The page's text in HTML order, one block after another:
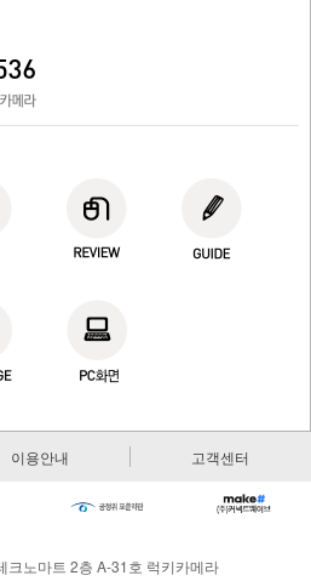
이용안내 고객센터
크노마트 2층 A-31호 럭키카메라